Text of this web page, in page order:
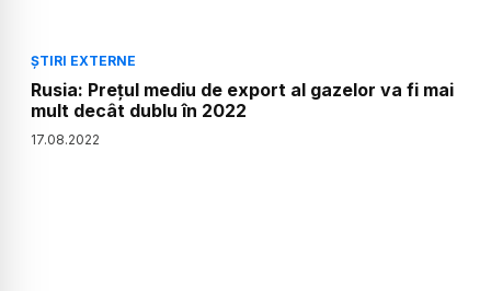
ȘTIRI EXTERNE
Rusia: Preţul mediu de export al gazelor va fi mai
mult decât dublu în 2022
17.08.2022